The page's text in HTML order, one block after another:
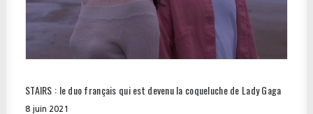
STAIRS : le duo français qui est devenu la coqueluche de Lady Gaga
8 juin 2021